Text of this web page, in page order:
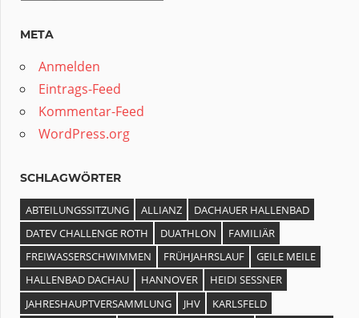
META
Anmelden
Eintrags-Feed
Kommentar-Feed
WordPress.org
SCHLAGWÖRTER
ABTEILUNGSSITZUNG ALLIANZ
DACHAUER HALLENBAD
DATEV CHALLENGE ROTH
DUATHLON
FAMILIÄR
FREIWASSERSCHWIMMEN
FRÜHJAHRSLAUF
GEILE MEILE
HALLENBAD DACHAU
HANNOVER
HEIDI SESSNER
JAHRESHAUPTVERSAMMLUNG
JHV
KARLSFELD